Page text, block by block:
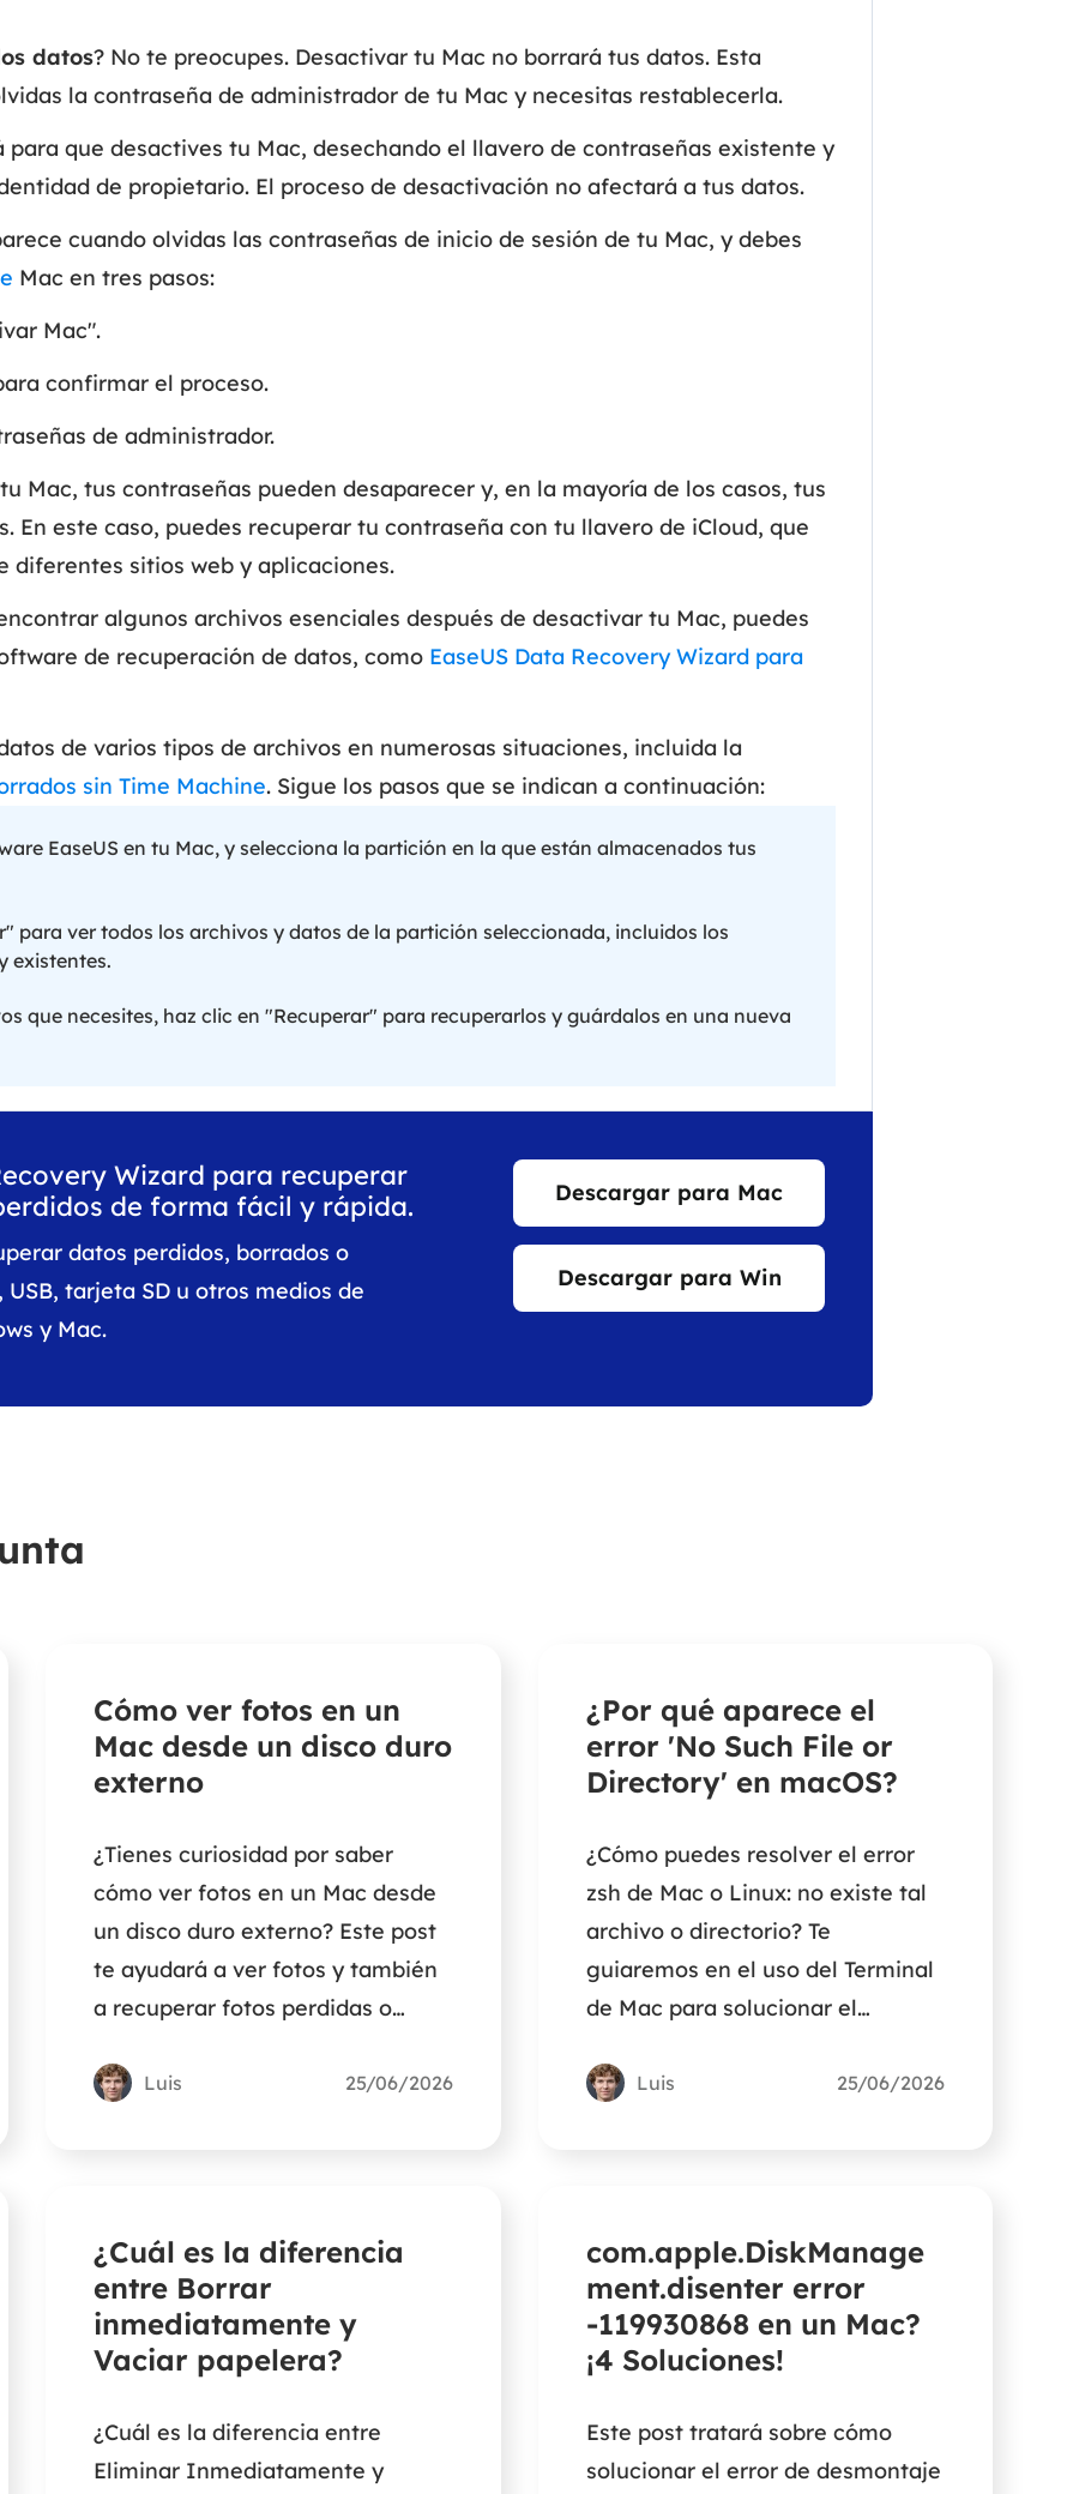
Recovery
Recovery
particiones eliminadas o perdidas.
correo electrónico de Outlook.
bases de datos MS SQL.
Deploy Manager
Video Downloader
Video Converter
Creador de tonos de llamada.
datos? No te preocupes. Desactivar tu Mac no borrará tus datos. Esta
la contraseña de administrador de tu Mac y necesitas restablecerla.
para que desactives tu Mac, desechando el llavero de contraseñas existente y
de propietario. El proceso de desactivación no afectará a tus datos.
cuando olvidas las contraseñas de inicio de sesión de tu Mac, y debes
Mac en tres pasos:
Mac".
confirmar el proceso.
de administrador.
Mac, tus contraseñas pueden desaparecer y, en la mayoría de los casos, tus
En este caso, puedes recuperar tu contraseña con tu llavero de iCloud, que
diferentes sitios web y aplicaciones.
algunos archivos esenciales después de desactivar tu Mac, puedes
de recuperación de datos, como EaseUS Data Recovery Wizard para
de varios tipos de archivos en numerosas situaciones, incluida la
sin Time Machine. Sigue los pasos que se indican a continuación:
EaseUS en tu Mac, y selecciona la partición en la que están almacenados tus
para ver todos los archivos y datos de la partición seleccionada, incluidos los
existentes.
que necesites, haz clic en "Recuperar" para recuperarlos y guárdalos en una nueva
Wizard para recuperar
de forma fácil y rápida.
datos perdidos, borrados o
tarjeta SD u otros medios de
y Mac.
Descargar para Mac
Descargar para Win
Cómo ver fotos en un
Mac desde un disco duro
externo
¿Tienes curiosidad por saber
cómo ver fotos en un Mac desde
un disco duro externo? Este post
te ayudará a ver fotos y también
a recuperar fotos perdidas o
Luis 25/06/2026
¿Por qué aparece el
error 'No Such File or
Directory' en macOS?
¿Cómo puedes resolver el error
zsh de Mac o Linux: no existe tal
archivo o directorio? Te
guiaremos en el uso del Terminal
de Mac para solucionar el
no encontrado con los comandos
Luis 25/06/2026
¿Cuál es la diferencia
entre Borrar
inmediatamente y
Vaciar papelera?
¿Cuál es la diferencia entre
Eliminar Inmediatamente y
com.apple.DiskManage
ment.disenter error
-119930868 en un Mac?
¡4 Soluciones!
Este post tratará sobre cómo
solucionar el error de desmontaje